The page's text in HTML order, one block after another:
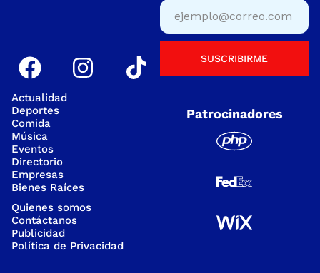
Actualidad
Deportes
Comida
Música
Eventos
Directorio
Empresas
Bienes Raíces
Quienes somos
Contáctanos
Publicidad
Política de Privacidad
SUSCRIBIRME
Patrocinadores